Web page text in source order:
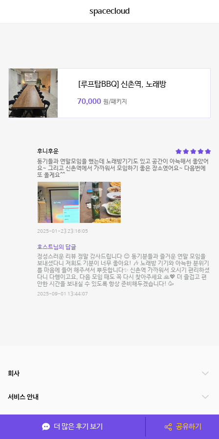
spacecloud
[루프탑BBQ] 신촌역, 노래방
70,000 원/패키지
후니후운
동기들과 연말모임을 했는데 노래방기기도 있고 공간이 아늑해서 좋았어
요~ 그리고 신촌역에서 가까워서 모임하기 좋은 장소였어요~ 다음번에
또 올게요^^
2025-01-23 23:16:05
호스트님의 답글
정성스러운 리뷰 정말 감사드립니다 😊 동기분들과 즐거운 연말 모임을
보내셨다니 저희도 기분이 너무 좋아요! 🎶 노래방 기기와 아늑한 분위기
를 마음에 들어 해주셔서 뿌듯합니다✨ 신촌역 가까워서 오시기 편리하셨
다니 다행이고요, 다음 모임 때도 꼭 다시 찾아주세요 🙏💖 더 즐겁고 편
안한 시간을 보내실 수 있도록 항상 준비해두겠습니다! 🥳
2025-09-01 13:44:07
더 많은 후기 보기 공유하기
회사
서비스 안내